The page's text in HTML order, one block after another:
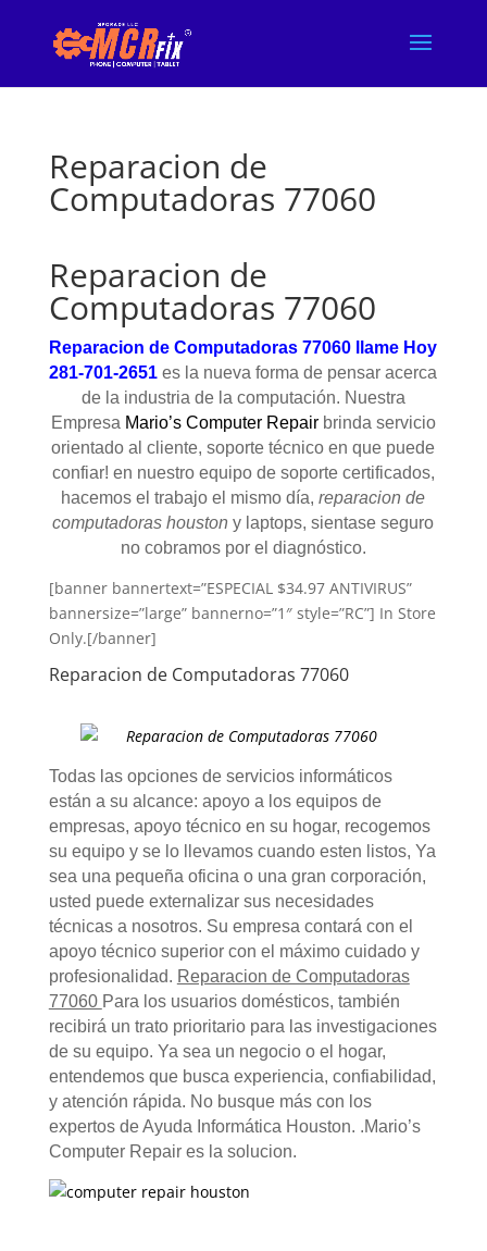
Reparacion de
Computadoras 77060
Reparacion de
Computadoras 77060
Reparacion de Computadoras 77060 llame Hoy
281-701-2651 es la nueva forma de pensar acerca
de la industria de la computación. Nuestra
Empresa Mario’s Computer Repairbrinda servicio
orientado al cliente, soporte técnico en que puede
confiar! en nuestro equipo de soporte certificados,
hacemos el trabajo el mismo día,reparacion de
computadoras houstony laptops, sientase seguro
no cobramos por el diagnóstico.
[banner bannertext=”ESPECIAL $34.97 ANTIVIRUS”
bannersize=”large” bannerno=”1″ style=”RC”] In Store
Only.[/banner]
Reparacion de Computadoras 77060
Todas las opciones de servicios informáticos
están a su alcance: apoyo a los equipos de
empresas, apoyo técnico en su hogar, recogemos
su equipo y se lo llevamos cuando esten listos, Ya
sea una pequeña oficina o una gran corporación,
usted puede externalizar sus necesidades
técnicas a nosotros. Su empresa contará con el
apoyo técnico superior con el máximo cuidado y
profesionalidad. Reparacion de Computadoras
77060 Para los usuarios domésticos, también
recibirá un trato prioritario para las investigaciones
de su equipo. Ya sea un negocio o el hogar,
entendemos que busca experiencia, confiabilidad,
y atención rápida. No busque más con los
expertos de Ayuda Informática Houston. .Mario’s
Computer Repair es la solucion.